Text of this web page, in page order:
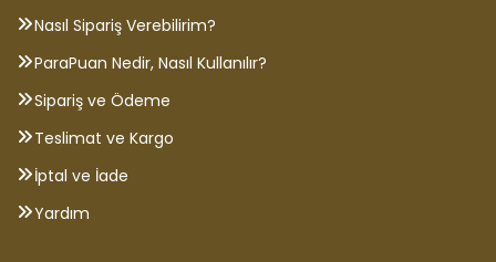
Nasıl Sipariş Verebilirim?
ParaPuan Nedir, Nasıl Kullanılır?
Sipariş ve Ödeme
Teslimat ve Kargo
İptal ve İade
Yardım